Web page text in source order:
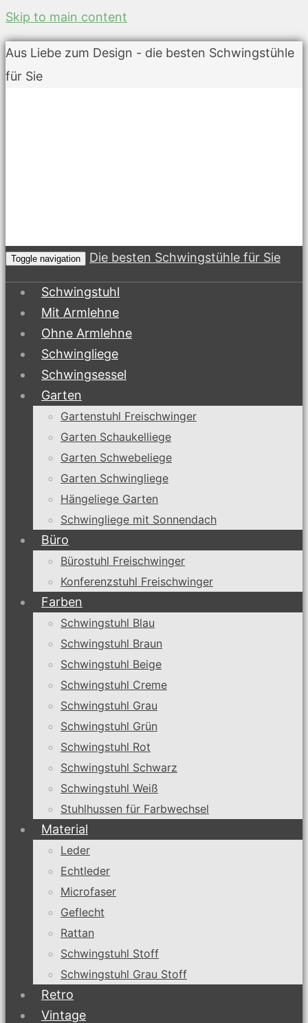
Skip to main content
Aus Liebe zum Design - die besten Schwingstühle
für Sie
Toggle navigation Die besten Schwingstühle für Sie
Schwingstuhl
Mit Armlehne
Ohne Armlehne
Schwingliege
Schwingsessel
Garten
Gartenstuhl Freischwinger
Garten Schaukelliege
Garten Schwebeliege
Garten Schwingliege
Hängeliege Garten
Schwingliege mit Sonnendach
Büro
Bürostuhl Freischwinger
Konferenzstuhl Freischwinger
Farben
Schwingstuhl Blau
Schwingstuhl Braun
Schwingstuhl Beige
Schwingstuhl Creme
Schwingstuhl Grau
Schwingstuhl Grün
Schwingstuhl Rot
Schwingstuhl Schwarz
Schwingstuhl Weiß
Stuhlhussen für Farbwechsel
Material
Leder
Echtleder
Microfaser
Geflecht
Rattan
Schwingstuhl Stoff
Schwingstuhl Grau Stoff
Retro
Vintage